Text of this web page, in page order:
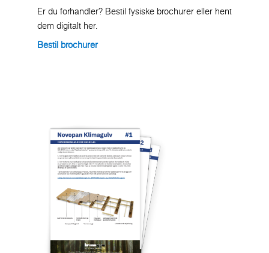
Er du forhandler? Bestil fysiske brochurer eller hent
dem digitalt her.
Bestil brochurer